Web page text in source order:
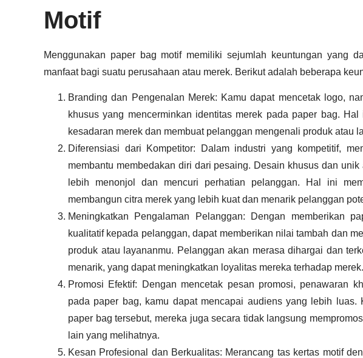
Motif
Menggunakan paper bag motif memiliki sejumlah keuntungan yang
manfaat bagi suatu perusahaan atau merek. Berikut adalah beberapa
Branding dan Pengenalan Merek: Kamu dapat mencetak logo,
khusus yang mencerminkan identitas merek pada paper bag. Hal
kesadaran merek dan membuat pelanggan mengenali produk atau
Diferensiasi dari Kompetitor: Dalam industri yang kompetitif,
membantu membedakan diri dari pesaing. Desain khusus dan unik
lebih menonjol dan mencuri perhatian pelanggan. Hal ini
membangun citra merek yang lebih kuat dan menarik pelanggan
Meningkatkan Pengalaman Pelanggan: Dengan memberikan
kualitatif kepada pelanggan, dapat memberikan nilai tambah dan
produk atau layananmu. Pelanggan akan merasa dihargai dan
menarik, yang dapat meningkatkan loyalitas mereka terhadap merek.
Promosi Efektif: Dengan mencetak pesan promosi, penawaran
pada paper bag, kamu dapat mencapai audiens yang lebih luas.
paper bag tersebut, mereka juga secara tidak langsung
lain yang melihatnya.
Kesan Profesional dan Berkualitas: Merancang tas kertas motif